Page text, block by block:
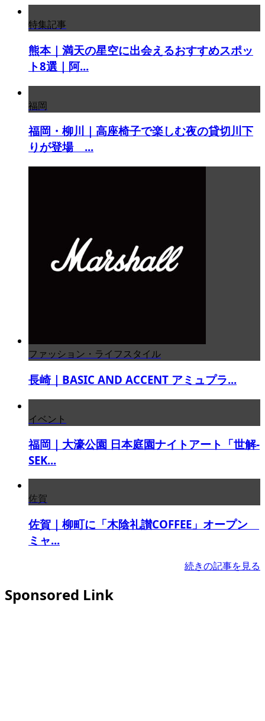
特集記事
熊本｜満天の星空に出会えるおすすめスポッ
ト8選｜阿...
福岡
福岡・柳川｜高座椅子で楽しむ夜の貸切川下
りが登場 ...
ファッション・ライフスタイル
長崎｜BASIC AND ACCENT アミュプラ...
イベント
福岡｜大濠公園 日本庭園ナイトアート「世解-
SEK...
佐賀
佐賀｜柳町に「木陰礼讃COFFEE」オープン
ミャ...
続きの記事を見る
Sponsored Link